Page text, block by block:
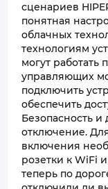
сценариев
понятная
облачных
технологиям
могут работать
управляющих
подключить
обеспечить
Безопасность
отключение.
включения
розетки к WiFi
теперь по